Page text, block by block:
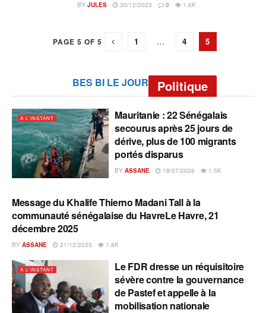
BY JULES 30/12/2023 0 1.6K
PAGE 5 OF 5 1 … 4 5
BES BI LE JOUR Politique
A L'INSTANT
Mauritanie : 22 Sénégalais
secourus après 25 jours de
dérive, plus de 100 migrants
portés disparus
BY ASSANE 18/07/2026 1.5K
A L'INSTANT
Message du Khalife Thierno Madani Tall à la
communauté sénégalaise du HavreLe Havre, 21
décembre 2025
BY ASSANE 21/12/2025 1.8K
A L'INSTANT
Le FDR dresse un réquisitoire
sévère contre la gouvernance
de Pastef et appelle à la
mobilisation nationale